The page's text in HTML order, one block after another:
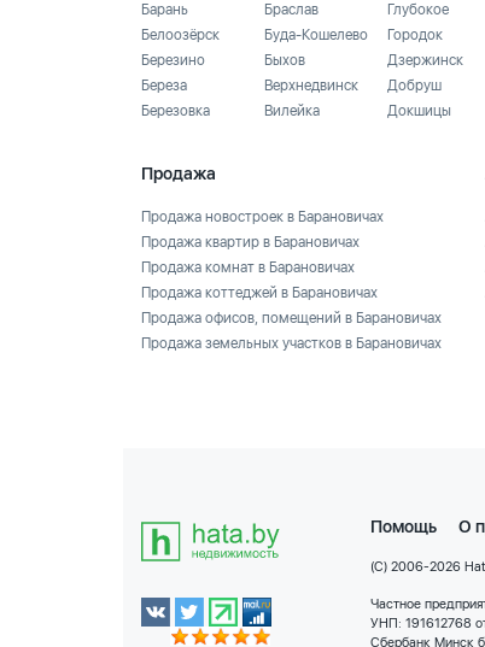
Барань
Белоозёрск
Березино
Береза
Березовка
Браслав
Буда-Кошелево
Быхов
Верхнедвинск
Вилейка
Глубокое
Городок
Дзержинск
Добруш
Докшицы
Продажа
Продажа новостроек в Барановичах
Продажа квартир в Барановичах
Продажа комнат в Барановичах
Продажа коттеджей в Барановичах
Продажа офисов, помещений в Барановичах
Продажа земельных участков в Барановичах
Помощь О
(C) 2006-2026
Частное
УНП: 191612768
Сбербанк Минск